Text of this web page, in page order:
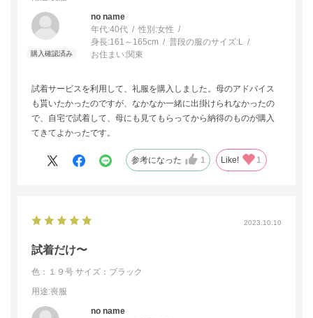
no name
年代:40代 性別:女性
身長:161～165cm 普段の服のサイズ:L
お住まい:関東
試着サービスを利用して、礼服を購入しました。母のアドバイス
も貰いたかったのですが、なかなか一緒に出掛けられなかったの
で、自宅で試着して、母にも見てもらってから納得のものが購入
てきてよかったです。
参考になった 1 Like! 1
2023.10.10
試着だけ〜
色：１９号 サイズ：ブラック
用途:喪服
no name